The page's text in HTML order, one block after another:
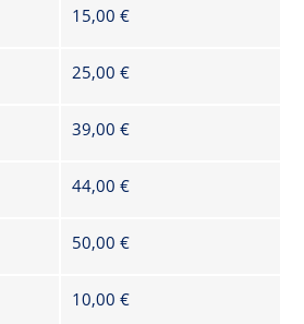
15,00 €
25,00 €
39,00 €
44,00 €
50,00 €
10,00 €